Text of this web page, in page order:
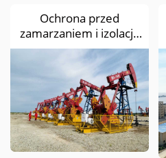
Ochrona przed
zamarzaniem i izolacja
termiczna rurociągów,
zbiorników
magazynowych oraz
sprzętu w polu
naftowym Jilin